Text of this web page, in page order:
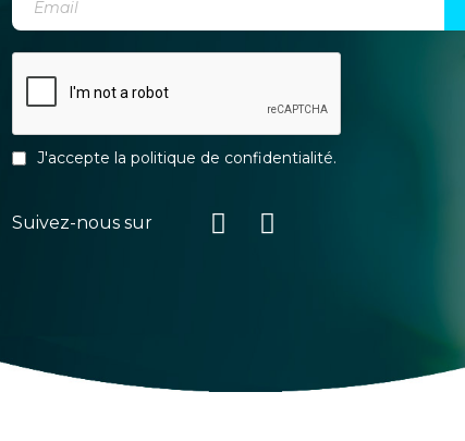
J'accepte la politique de confidentialité.
Suivez-nous sur